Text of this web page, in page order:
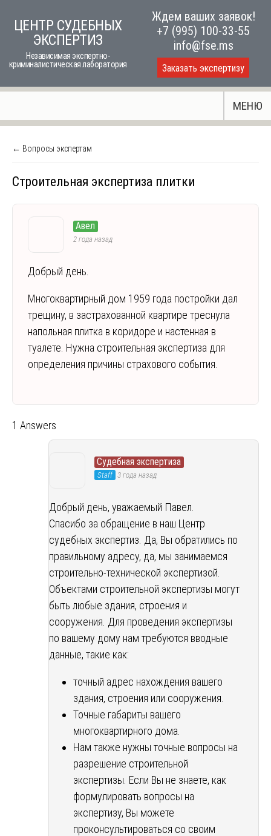
ЦЕНТР СУДЕБНЫХ
ЭКСПЕРТИЗ
Независимая экспертно-
криминалистическая лаборатория
Ждем ваших заявок!
+7 (995) 100-33-55
info@fse.ms
Заказать экспертизу
МЕНЮ
← Вопросы экспертам
Строительная экспертиза плитки
Авел
2 года назад
Добрый день.
Многоквартирный дом 1959 года постройки дал
трещину, в застрахованной квартире треснула
напольная плитка в коридоре и настенная в
туалете. Нужна строительная экспертиза для
определения причины страхового события.
1 Answers
Судебная экспертиза
Staff 3 года назад
Добрый день, уважаемый Павел.
Спасибо за обращение в наш Центр
судебных экспертиз. Да, Вы обратились по
правильному адресу, да, мы занимаемся
строительно-технической экспертизой.
Объектами строительной экспертизы могут
быть любые здания, строения и
сооружения. Для проведения экспертизы
по вашему дому нам требуются вводные
данные, такие как:
точный адрес нахождения вашего
здания, строения или сооружения.
Точные габариты вашего
многоквартирного дома.
Нам также нужны точные вопросы на
разрешение строительной
экспертизы. Если Вы не знаете, как
формулировать вопросы на
экспертизу, Вы можете
проконсультироваться со своим